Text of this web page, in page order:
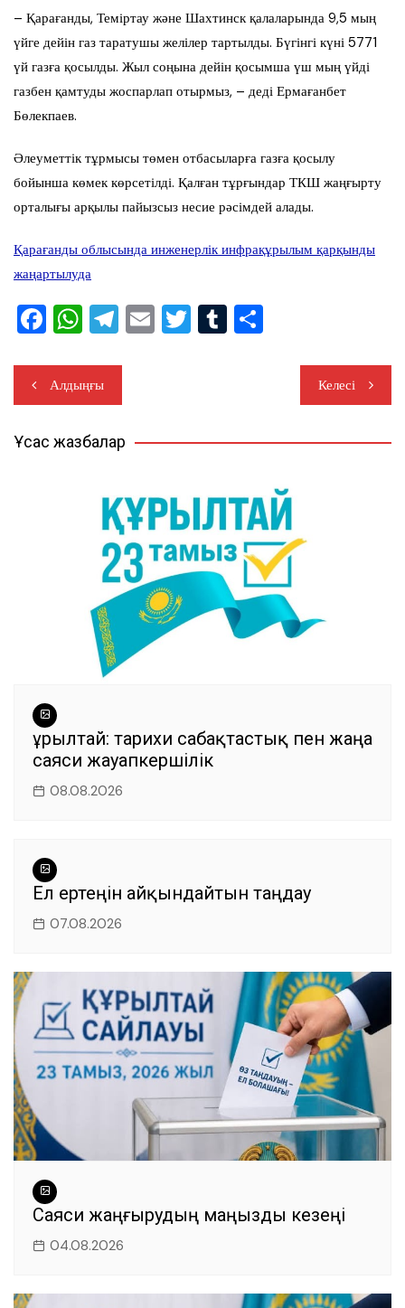
– Қарағанды, Теміртау және Шахтинск қалаларында 9,5 мың
үйге дейін газ таратушы желілер тартылды. Бүгінгі күні 5771
үй газға қосылды. Жыл соңына дейін қосымша үш мың үйді
газбен қамтуды жоспарлап отырмыз, – деді Ермағанбет
Бөлекпаев.
Әлеуметтік тұрмысы төмен отбасыларға газға қосылу
бойынша көмек көрсетілді. Қалған тұрғындар ТКШ жаңғырту
орталығы арқылы пайызсыз несие рәсімдей алады.
Қарағанды облысында инженерлік инфрақұрылым қарқынды
жаңартылуда
F
c
e
b
W
at
s
A
T
e
gr
a
m
E T T
r
Жазба
навигациясы
Алдыңғы Келесі
Ұқсас жазбалар
Құрылтай: тарихи сабақтастық пен жаңа
саяси жауапкершілік
08.08.2026
Ел ертеңін айқындайтын таңдау
07.08.2026
Саяси жаңғырудың маңызды кезеңі
04.08.2026